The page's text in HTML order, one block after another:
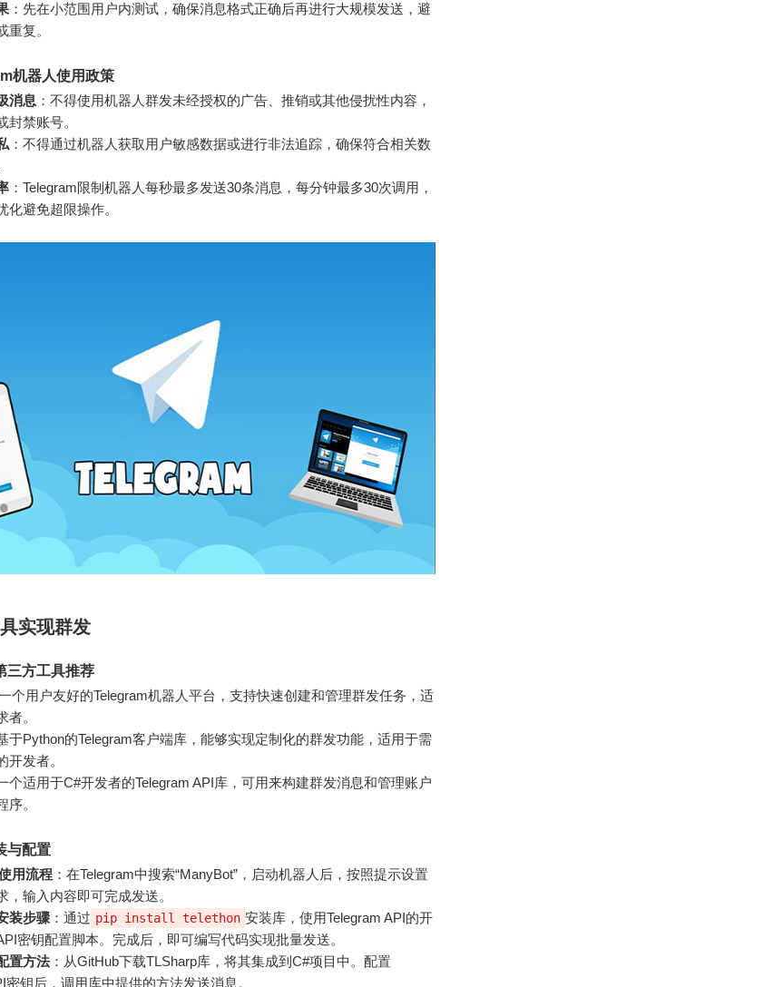
：先在小范围用户内测试，确保消息格式正确后再进行大规模发送，避
重复。
机器人使用政策
消息 ：不得使用机器人群发未经授权的广告、推销或其他侵扰性内容，
封禁账号。
：不得通过机器人获取用户敏感数据或进行非法追踪，确保符合相关数
：Telegram限制机器人每秒最多发送30条消息，每分钟最多30次调用，
化避免超限操作。
实现群发
三方工具推荐
一个用户友好的Telegram机器人平台，支持快速创建和管理群发任务，适
者。
于Python的Telegram客户端库，能够实现定制化的群发功能，适用于需
开发者。
个适用于C#开发者的Telegram API库，可用来构建群发消息和管理账户
序。
与配置
用流程 ：在Telegram中搜索“ManyBot”，启动机器人后，按照提示设置
，输入内容即可完成发送。
装步骤 ：通过 pip install telethon 安装库，使用Telegram API的开
密钥配置脚本。完成后，即可编写代码实现批量发送。
置方法：从GitHub下载TLSharp库，将其集成到C#项目中。配置
密钥后，调用库中提供的方法发送消息。